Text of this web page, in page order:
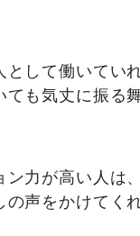
して働いてい
ても気丈に振る
ン力が高い人は
の声をかけてく